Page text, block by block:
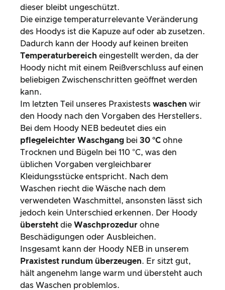
dieser bleibt ungeschützt.
Die einzige temperaturrelevante Veränderung
des Hoodys ist die Kapuze auf oder ab zusetzen.
Dadurch kann der Hoody auf keinen breiten
Temperaturbereich eingestellt werden, da der
Hoody nicht mit einem Reißverschluss auf einen
beliebigen Zwischenschritten geöffnet werden
kann.
Im letzten Teil unseres Praxistests waschen wir
den Hoody nach den Vorgaben des Herstellers.
Bei dem Hoody NEB bedeutet dies ein
pflegeleichter Waschgang bei 30 °C ohne
Trocknen und Bügeln bei 110 °C, was den
üblichen Vorgaben vergleichbarer
Kleidungsstücke entspricht. Nach dem
Waschen riecht die Wäsche nach dem
verwendeten Waschmittel, ansonsten lässt sich
jedoch kein Unterschied erkennen. Der Hoody
übersteht die Waschprozedur ohne
Beschädigungen oder Ausbleichen.
Insgesamt kann der Hoody NEB in unserem
Praxistest rundum überzeugen. Er sitzt gut,
hält angenehm lange warm und übersteht auch
das Waschen problemlos.